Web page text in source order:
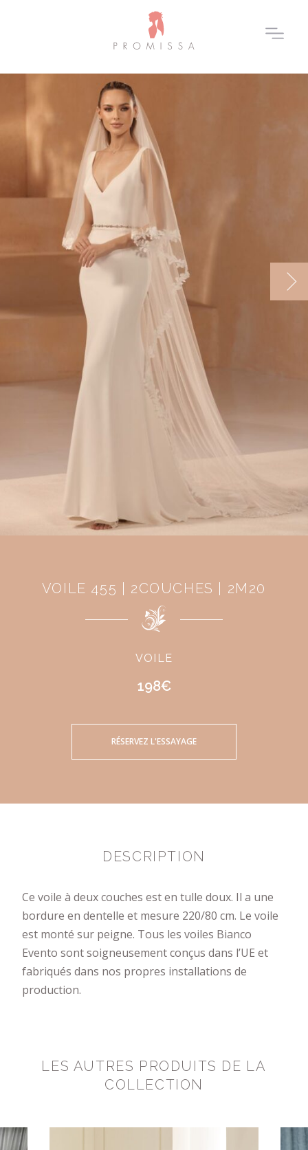
VOILE 455 | 2COUCHES | 2M20
VOILE
198€
RÉSERVEZ L'ESSAYAGE
DESCRIPTION
Ce voile à deux couches est en tulle doux. Il a une
bordure en dentelle et mesure 220/80 cm. Le voile
est monté sur peigne. Tous les voiles Bianco
Evento sont soigneusement conçus dans l’UE et
fabriqués dans nos propres installations de
production.
LES AUTRES PRODUITS DE LA
COLLECTION